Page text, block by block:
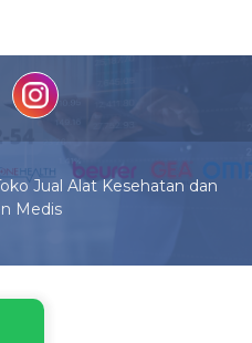
Jual Alat Kesehatan dan
Medis